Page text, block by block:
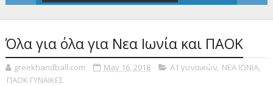
Όλα για όλα για Νεα Ιωνία και ΠΑΟΚ
greekhandball.com May 16, 2018 Α1 γυναικών, ΝΕΑ ΙΩΝΙΑ,
ΠΑΟΚ ΓΥΝΑΙΚΕΣ